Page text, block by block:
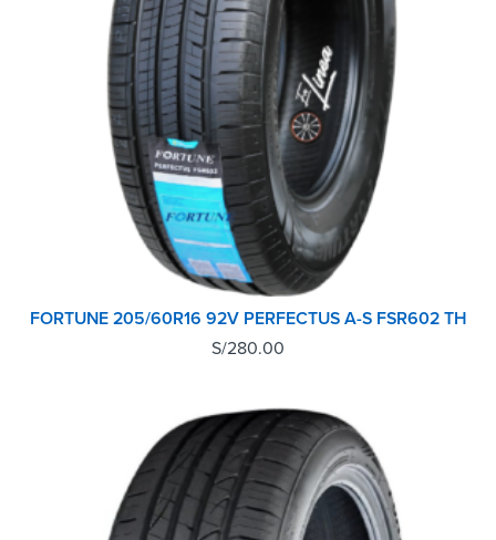
FORTUNE 205/60R16 92V PERFECTUS A-S FSR602 TH
S/280.00